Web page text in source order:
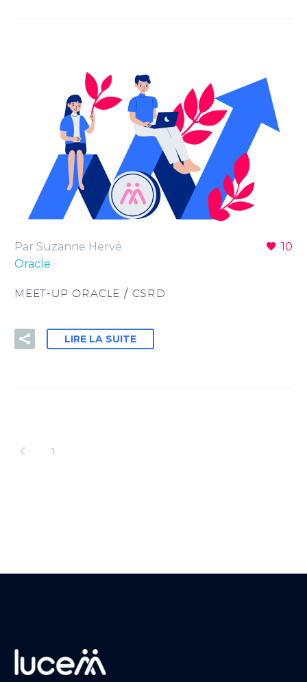
10
Par Suzanne Hervé
Oracle
MEET-UP ORACLE / CSRD
LIRE LA SUITE
1